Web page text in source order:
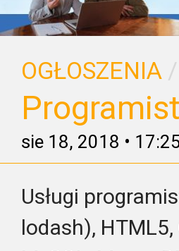
OGŁOSZENIA /
sie 18, 2018 •
Usługi
lodash),